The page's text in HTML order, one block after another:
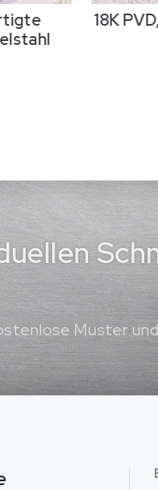
18K
Muster